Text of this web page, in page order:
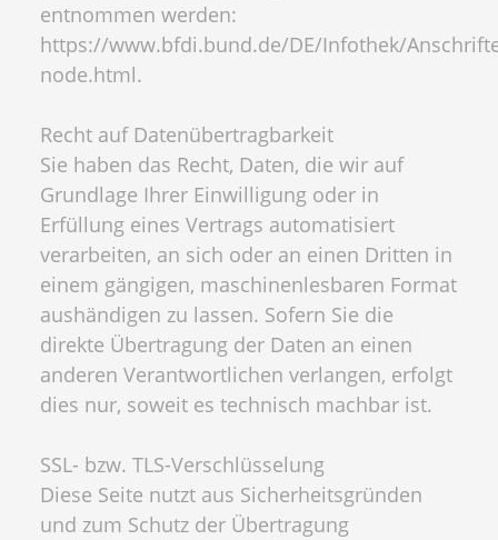
entnommen werden:
https://www.bfdi.bund.de/DE/Infothek/
node.html.
Recht auf Datenübertragbarkeit
Sie haben das Recht, Daten, die wir auf
Grundlage Ihrer Einwilligung oder in
Erfüllung eines Vertrags automatisiert
verarbeiten, an sich oder an einen Dritten in
einem gängigen, maschinenlesbaren Format
aushändigen zu lassen. Sofern Sie die
direkte Übertragung der Daten an einen
anderen Verantwortlichen verlangen, erfolgt
dies nur, soweit es technisch machbar ist.
SSL- bzw. TLS-Verschlüsselung
Diese Seite nutzt aus Sicherheitsgründen
und zum Schutz der Übertragung